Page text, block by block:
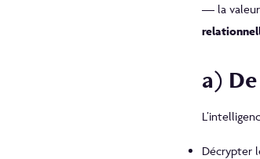
— la valeur
a)
Décrypter